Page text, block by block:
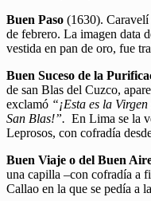
Buen Paso (1630).
de febrero. La imagen data
vestida en pan de oro, fue
Buen Suceso de la
de san Blas del Cuzco,
exclamó “¡Esta es la
San Blas!”. En Lima se la
Leprosos, con cofradía
Buen Viaje o del Buen
una capilla –con cofradía a
Callao en la que se pedía a